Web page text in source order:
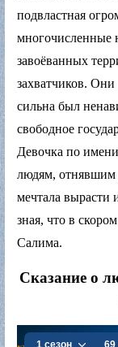
подвластная
многочисленные
завоёванных
захватчиков.
сильна был
свободное
Девочка по
людям, отнявшим
мечтала вырасти
зная, что в
Салима.
Сказание о